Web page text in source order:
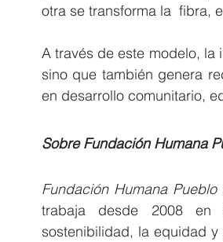
otra se transforma la  fibra,
A través de este modelo, la
sino que también genera
en desarrollo comunitario,
Sobre Fundación Humana
Fundación Humana
trabaja desde 2008 en
sostenibilidad, la equidad